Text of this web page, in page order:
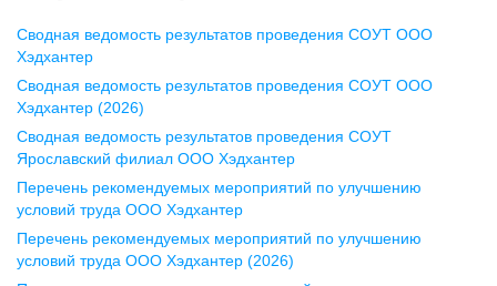
Воронеж
ул. Комиссаржевской, д. 10,
офис 1212
+7 473 280-05-05
pr@vrn.hh.ru
ул. Спартаковская, д. 2А, этаж 3,
Сводная ведомость результатов проведения СОУТ ООО
Хэдхантер
Сводная ведомость результатов проведения СОУТ ООО
Хэдхантер (2026)
Сводная ведомость результатов проведения СОУТ
Ярославский филиал ООО Хэдхантер
Перечень рекомендуемых мероприятий по улучшению
условий труда ООО Хэдхантер
Перечень рекомендуемых мероприятий по улучшению
условий труда ООО Хэдхантер (2026)